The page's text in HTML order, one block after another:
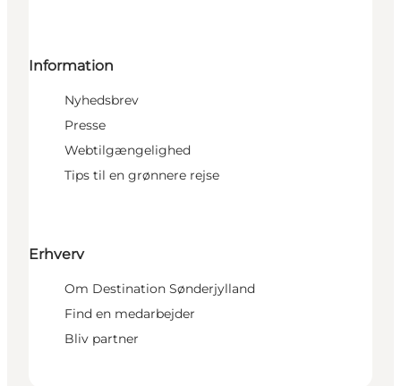
Information
Nyhedsbrev
Presse
Webtilgængelighed
Tips til en grønnere rejse
Erhverv
Om Destination Sønderjylland
Find en medarbejder
Bliv partner